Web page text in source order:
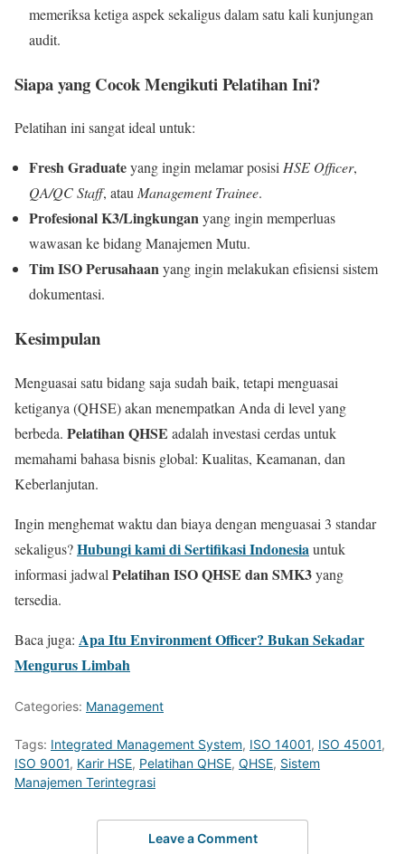
memeriksa ketiga aspek sekaligus dalam satu kali kunjungan
audit.
Siapa yang Cocok Mengikuti Pelatihan Ini?
Pelatihan ini sangat ideal untuk:
Fresh Graduateyang ingin melamar posisiHSE Officer,
QA/QC Staff, atauManagement Trainee.
Profesional K3/Lingkunganyang ingin memperluas
wawasan ke bidang Manajemen Mutu.
Tim ISO Perusahaanyang ingin melakukan efisiensi sistem
dokumentasi.
Kesimpulan
Menguasai satu bidang saja sudah baik, tetapi menguasai
ketiganya (QHSE) akan menempatkan Anda di level yang
berbeda. Pelatihan QHSE adalah investasi cerdas untuk
memahami bahasa bisnis global: Kualitas, Keamanan, dan
Keberlanjutan.
Ingin menghemat waktu dan biaya dengan menguasai 3 standar
sekaligus?Hubungi kami di Sertifikasi Indonesiauntuk
informasi jadwal Pelatihan ISO QHSE dan SMK3yang
tersedia.
Baca juga: Apa Itu Environment Officer? Bukan Sekadar
Mengurus Limbah
Categories: Management
Tags: Integrated Management System, ISO 14001, ISO 45001,
ISO 9001, Karir HSE, Pelatihan QHSE, QHSE, Sistem
Manajemen Terintegrasi
Leave a Comment